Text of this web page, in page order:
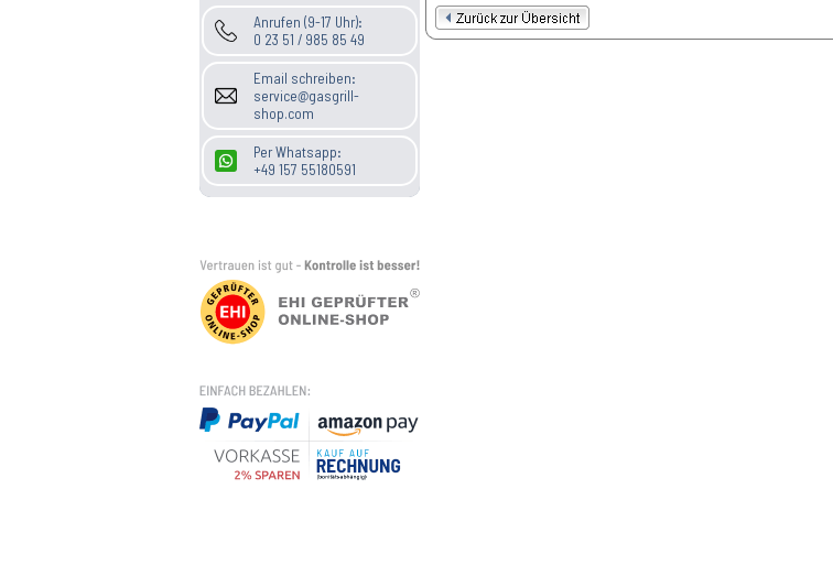
Anrufen (9-17 Uhr):
0 23 51 / 985 85 49
Email schreiben:
service@gasgrill-
shop.com
Per Whatsapp:
+49 157 55180591